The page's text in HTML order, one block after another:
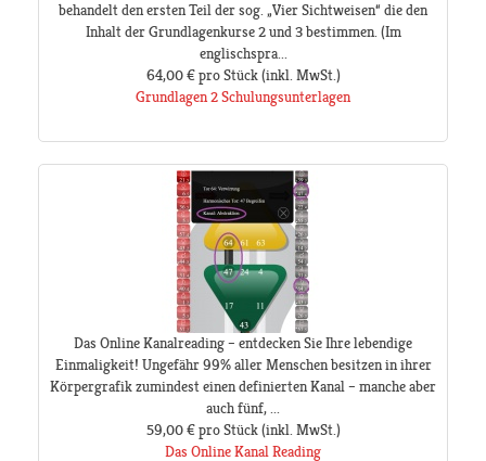
behandelt den ersten Teil der sog. „Vier Sichtweisen“ die den
Inhalt der Grundlagenkurse 2 und 3 bestimmen. (Im
englischspra...
64,00 € pro Stück(inkl. MwSt.)
Grundlagen 2 Schulungsunterlagen
Das Online Kanalreading – entdecken Sie Ihre lebendige
Einmaligkeit! Ungefähr 99% aller Menschen besitzen in ihrer
Körpergrafik zumindest einen definierten Kanal – manche aber
auch fünf, ...
59,00 € pro Stück(inkl. MwSt.)
Das Online Kanal Reading